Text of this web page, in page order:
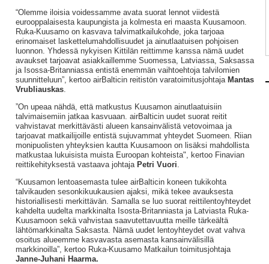
“Olemme iloisia voidessamme avata suorat lennot viidestä
eurooppalaisesta kaupungista ja kolmesta eri maasta Kuusamoon.
Ruka-Kuusamo on kasvava talvimatkailukohde, joka tarjoaa
erinomaiset laskettelumahdollisuudet ja ainutlaatuisen pohjoisen
luonnon. Yhdessä nykyisen Kittilän reittimme kanssa nämä uudet
avaukset tarjoavat asiakkaillemme Suomessa, Latviassa, Saksassa
ja Isossa-Britanniassa entistä enemmän vaihtoehtoja talvilomien
suunnitteluun”, kertoo airBalticin reitistön varatoimitusjohtaja Mantas
Vrubliauskas.
”On upeaa nähdä, että matkustus Kuusamon ainutlaatuisiin
talvimaisemiin jatkaa kasvuaan. airBalticin uudet suorat reitit
vahvistavat merkittävästi alueen kansainvälistä vetovoimaa ja
tarjoavat matkailijoille entistä sujuvammat yhteydet Suomeen. Riian
monipuolisten yhteyksien kautta Kuusamoon on lisäksi mahdollista
matkustaa lukuisista muista Euroopan kohteista", kertoo Finavian
reittikehityksestä vastaava johtaja Petri Vuori.
“Kuusamon lentoasemasta tulee airBalticin koneen tukikohta
talvikauden sesonkikuukausien ajaksi, mikä tekee avauksesta
historiallisesti merkittävän. Samalla se luo suorat reittilentoyhteydet
kahdelta uudelta markkinalta Isosta-Britanniasta ja Latviasta Ruka-
Kuusamoon sekä vahvistaa saavutettavuutta meille tärkeältä
lähtömarkkinalta Saksasta. Nämä uudet lentoyhteydet ovat vahva
osoitus alueemme kasvavasta asemasta kansainvälisillä
markkinoilla”, kertoo Ruka-Kuusamo Matkailun toimitusjohtaja
Janne-Juhani Haarma.